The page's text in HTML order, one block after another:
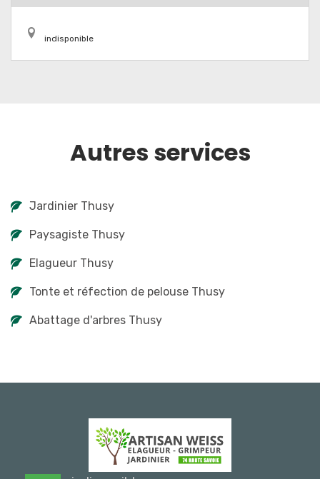
indisponible
Autres services
Jardinier Thusy
Paysagiste Thusy
Elagueur Thusy
Tonte et réfection de pelouse Thusy
Abattage d'arbres Thusy